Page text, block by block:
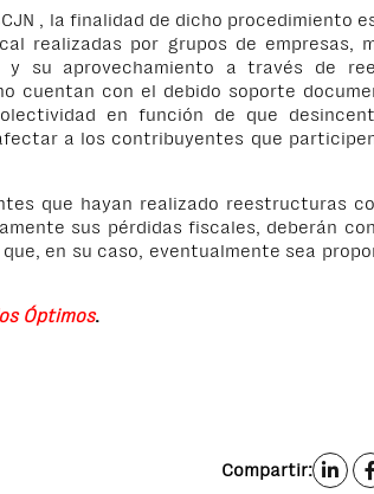
, la finalidad de dicho procedimiento
realizadas por grupos de empresas,
y su aprovechamiento a través de
cuentan con el debido soporte
en función de que
a los contribuyentes que
que hayan realizado reestructuras
sus pérdidas fiscales, deberán
que, en su caso, eventualmente sea
Óptimos.
Compartir: